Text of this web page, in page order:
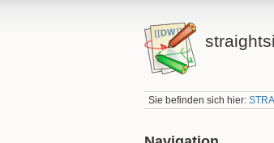
Sie befinden sich hier: